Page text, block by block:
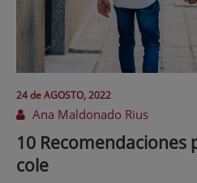
24 deAGOSTO, 2022
Ana Maldonado Rius
10 Recomendaciones
cole